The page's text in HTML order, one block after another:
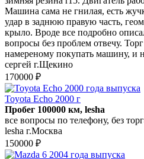
Машина сама не гнилая, есть
удар в заднюю правую часть,
крыло. Вроде все подробно
вопросы без проблем отвечу.
намереному покупать машину, и
сергей г.Щекино
170000 ₽
Toyota Echo 2000 г
Пробег 100000 км, lesha
все вопросы по телефону, без
lesha г.Москва
150000 ₽